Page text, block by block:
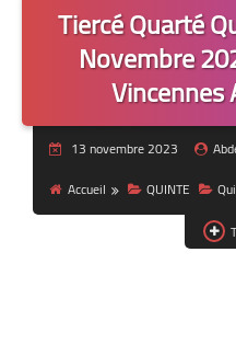
Tiercé Quarté
Novembre
13 novembre 2023
Accueil
QUINTE